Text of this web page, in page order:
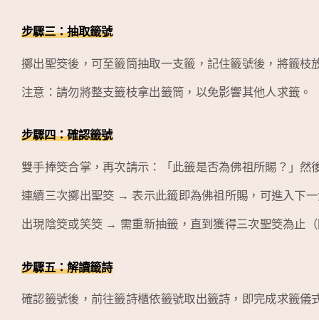
步驟三：抽取籤號
擲出聖筊後，可至籤筒抽取一支籤，記住籤號後，將籤枝
注意：請勿將整支籤枝拿出籤筒，以免影響其他人求籤。
步驟四：確認籤號
雙手捧筊合掌，再次請示：「此籤是否為佛祖所賜？」然
連續三次擲出聖筊 → 表示此籤即為佛祖所賜，可進入下
出現陰筊或笑筊 → 需重新抽籤，直到獲得三次聖筊為止
步驟五：解讀籤詩
確認籤號後，前往籤詩櫃依籤號取出籤詩，即完成求籤儀